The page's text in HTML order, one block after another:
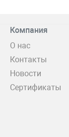
Компания
О нас
Контакты
Новости
Сертификаты